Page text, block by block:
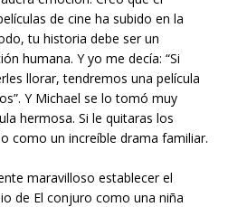
de cine ha subido en la
tu historia debe ser un
humana. Y yo me decía: “Si
llorar, tendremos una película
Y Michael se lo tomó muy
hermosa. Si le quitaras los
como un increíble drama familiar.
maravilloso establecer el
de El conjuro como una niña